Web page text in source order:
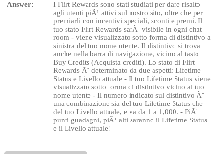
Answer:
I Flirt Rewards sono stati studiati per dare risalto
agli utenti piÃ¹ attivi sul nostro sito, oltre che per
premiarli con incentivi speciali, sconti e premi. Il
tuo stato Flirt Rewards sarÃ visibile in ogni chat
room - viene visualizzato sotto forma di distintivo a
sinistra del tuo nome utente. Il distintivo si trova
anche nella barra di navigazione, vicino al tasto
Buy Credits (Acquista crediti). Lo stato di Flirt
Rewards Ã¨ determinato da due aspetti: Lifetime
Status e Livello attuale - Il tuo Lifetime Status viene
visualizzato sotto forma di distintivo vicino al tuo
nome utente - Il numero indicato sul distintivo Ã¨
una combinazione sia del tuo Lifetime Status che
del tuo Livello attuale, e va da 1 a 1,000. - PiÃ¹
punti guadagni, piÃ¹ alti saranno il Lifetime Status
e il Livello attuale!